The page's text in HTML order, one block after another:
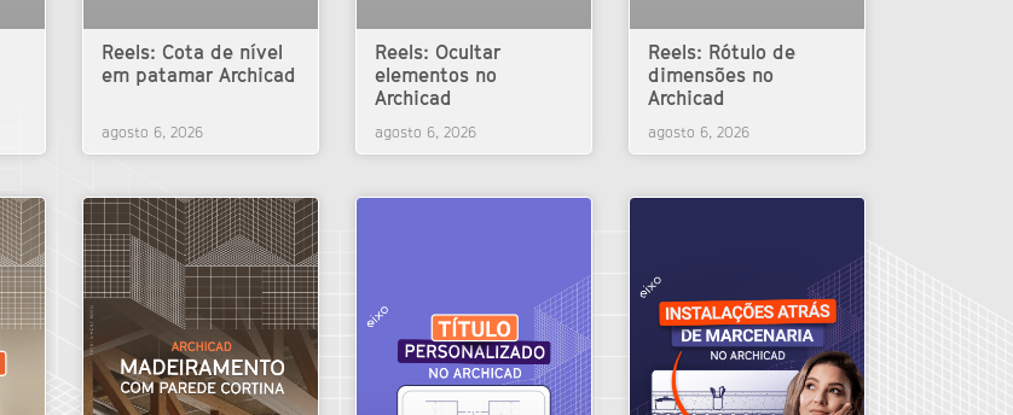
Reels: Cota de nível
em patamar Archicad
agosto 6, 2026
Reels: Ocultar
elementos no
Archicad
agosto 6, 2026
Reels: Rótulo de
dimensões no
Archicad
agosto 6, 2026